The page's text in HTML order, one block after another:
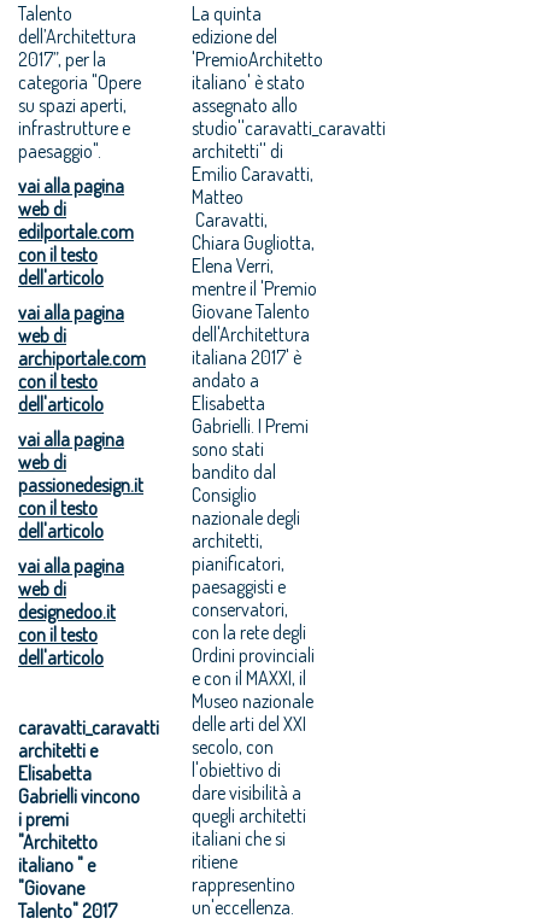
Talento
dell’Architettura
2017”, per la
categoria "Opere
su spazi aperti,
infrastrutture e
paesaggio".
vai alla pagina
web di
edilportale.com
con il testo
dell'articolo
vai alla pagina
web di
archiportale.com
con il testo
dell'articolo
vai alla pagina
web di
passionedesign.it
con il testo
dell'articolo
vai alla pagina
web di
designedoo.it
con il testo
dell'articolo
caravatti_caravatti
architetti e
Elisabetta
Gabrielli vincono
i premi
"Architetto
italiano " e
"Giovane
Talento" 2017
La quinta
edizione del
'PremioArchitetto
italiano' è stato
assegnato allo
studio''caravatti_caravatti
architetti'' di
Emilio Caravatti,
Matteo
Caravatti,
Chiara Gugliotta,
Elena Verri,
mentre il 'Premio
Giovane Talento
dell'Architettura
italiana 2017' è
andato a
Elisabetta
Gabrielli. I Premi
sono stati
bandito dal
Consiglio
nazionale degli
architetti,
pianificatori,
paesaggisti e
conservatori,
con la rete degli
Ordini provinciali
e con il MAXXI, il
Museo nazionale
delle arti del XXI
secolo, con
l'obiettivo di
dare visibilità a
quegli architetti
italiani che si
ritiene
rappresentino
un'eccellenza.